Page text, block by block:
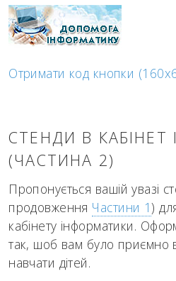
Отримати код кнопки
СТЕНДИ В
(ЧАСТИНА 2)
Пропонується вашій увазі
продовження Частини 1)
кабінету інформатики.
так, шоб вам було приємно
навчати дітей.